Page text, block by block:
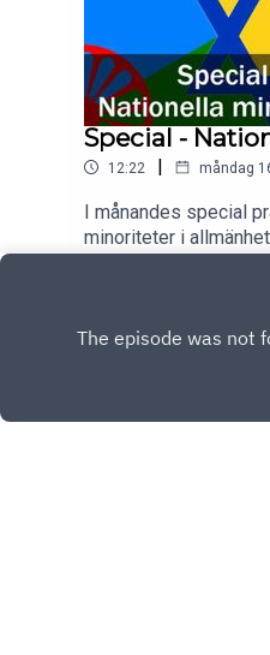
Special -
12:22 | måndag
I månandes special
minoriteter i